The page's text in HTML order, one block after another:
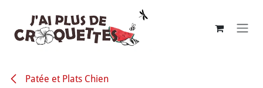
Patée et Plats Chien